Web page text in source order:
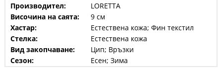
Производител:
LORETTA
Височина на саята:
9 см
Хастар:
Естествена кожа; Фин текстил
Стелка:
Естествена кожа
Вид закопчаване:
Цип; Връзки
Сезон:
Есен; Зима